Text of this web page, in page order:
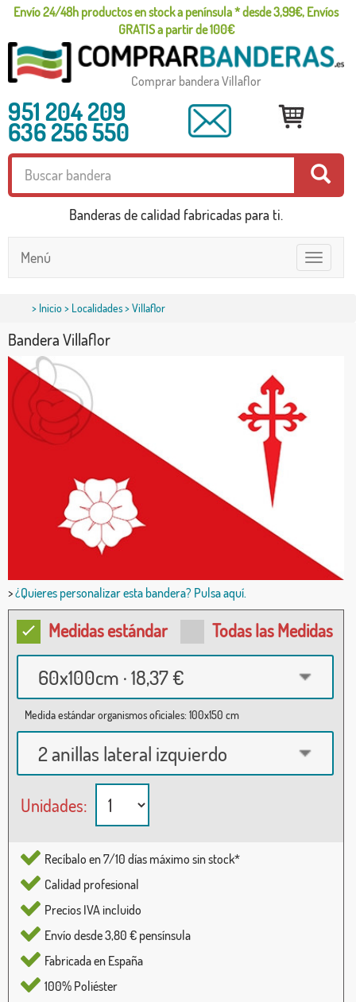
Envío 24/48h productos en stock a península * desde 3,99€, Envíos
GRATIS a partir de 100€
Comprar bandera Villaflor
951 204 209
636 256 550
Banderas de calidad fabricadas para ti.
Toggle
navigation
Menú
> Inicio> Localidades> Villaflor
Bandera Villaflor
>¿Quieres personalizar esta bandera? Pulsa aquí.
Medidas estándar Todas las Medidas
60x100cm · 18,37 €
Medida estándar organismos oficiales: 100x150 cm
2 anillas lateral izquierdo
Unidades:
Recíbalo en 7/10 días máximo sin stock*
Calidad profesional
Precios IVA incluido
Envío desde 3,80 € pensínsula
Fabricada en España
100% Poliéster